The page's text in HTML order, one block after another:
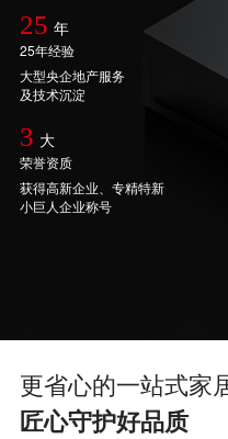
25 年
25年经验
大型央企地产服务
及技术沉淀
3 大
荣誉资质
获得高新企业、专精特新
小巨人企业称号
更省心的一站式家
匠心守护好品质